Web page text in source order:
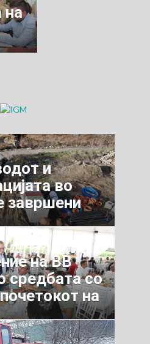
на
и
во
завршени
на ВВ
средбата со
на
г.